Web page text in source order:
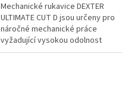
Mechanické rukavice DEXTER
ULTIMATE CUT D jsou určeny pro
náročné mechanické práce
vyžadující vysokou odolnost
proti proříznutí a zároveň citlivý